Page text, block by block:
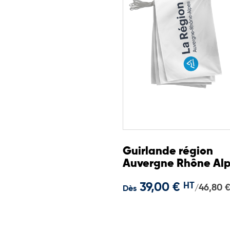
Guirlande région
Auvergne Rhône
Dès 39,00 € HT /46,80 €